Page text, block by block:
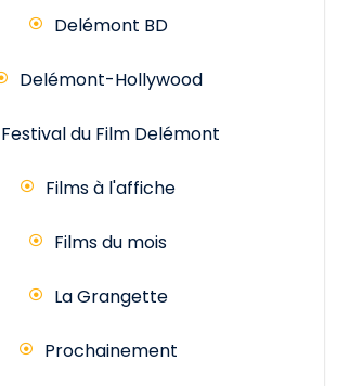
Delémont BD
Delémont-Hollywood
Festival du Film Delémont
Films à l'affiche
Films du mois
La Grangette
Prochainement